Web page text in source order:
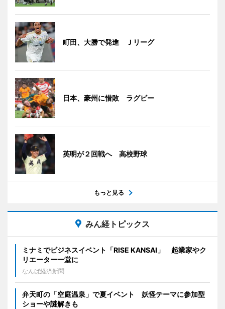
町田、大勝で発進 Ｊリーグ
日本、豪州に惜敗 ラグビー
英明が２回戦へ 高校野球
もっと見る
みん経トピックス
ミナミでビジネスイベント「RISE KANSAI」 起業家やク
リエーター一堂に
なんば経済新聞
弁天町の「空庭温泉」で夏イベント 妖怪テーマに参加型
ショーや謎解きも